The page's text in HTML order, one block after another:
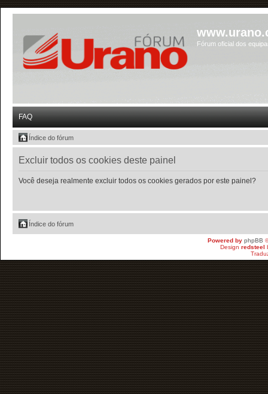
Fórum oficial dos
FAQ
Índice do fórum
Excluir todos os cookies deste painel
Você deseja realmente excluir todos os cookies gerados por este painel?
Índice do fórum
Powered by phpBB
Design redsteel